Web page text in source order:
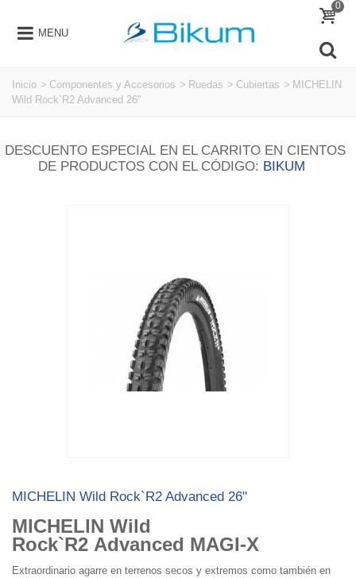
MENU
0
Inicio > Componentes y Accesorios > Ruedas > Cubiertas > MICHELIN
Wild Rock`R2 Advanced 26"
DESCUENTO ESPECIAL EN EL CARRITO EN CIENTOS
DE PRODUCTOS CON EL CÓDIGO: BIKUM
MICHELIN Wild Rock`R2 Advanced 26"
MICHELIN Wild
Rock`R2 Advanced MAGI-X
Extraordinario agarre en terrenos secos y extremos como también en